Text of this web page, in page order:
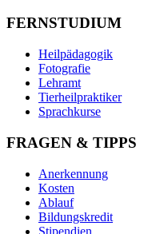
FERNSTUDIUM
Heilpädagogik
Fotografie
Lehramt
Tierheilpraktiker
Sprachkurse
FRAGEN & TIPPS
Anerkennung
Kosten
Ablauf
Bildungskredit
Stipendien